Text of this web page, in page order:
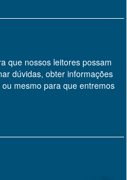
que nossos leitores possam
dúvidas, obter informações
mesmo para que entremos